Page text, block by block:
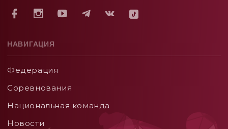
НАВИГАЦИЯ
Федерация
Соревнования
Национальная команда
Новости